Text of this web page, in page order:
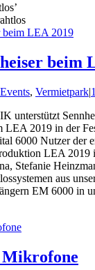
beim
, Vermietpark|
unterstützt
LEA 2019 in der
6000 Nutzer der
LEA 2019
Stefanie
aus
EM 6000 in